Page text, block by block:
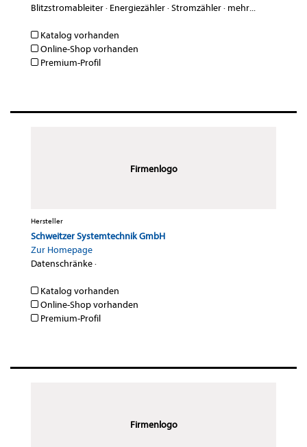
Blitzstromableiter· Energiezähler·Stromzähler· mehr...
Katalog vorhanden
Online-Shop vorhanden
Premium-Profil
Firmenlogo
Hersteller
Schweitzer Systemtechnik GmbH
Zur Homepage
Datenschränke·
Katalog vorhanden
Online-Shop vorhanden
Premium-Profil
Firmenlogo